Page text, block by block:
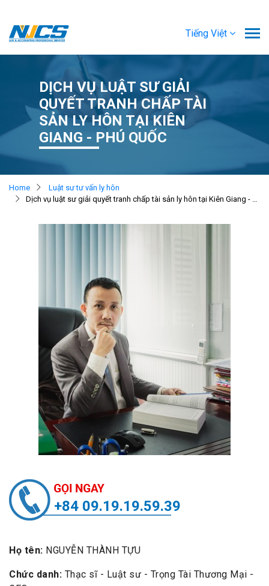
Tiếng Việt
DỊCH VỤ LUẬT SƯ GIẢI
QUYẾT TRANH CHẤP TÀI
SẢN LY HÔN TẠI KIÊN
GIANG - PHÚ QUỐC
Home
Luật sư tư vấn ly hôn
Dịch vụ luật sư giải quyết tranh chấp tài sản ly hôn tại Kiên Giang - Phú Quốc
+84 09.19.19.59.39
Họ tên: NGUYỄN THÀNH TỰU
Chức danh: Thạc sĩ - Luật sư - Trọng Tài Thương Mại -